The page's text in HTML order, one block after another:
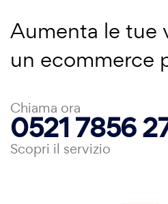
Aumenta le tue
un ecommerce
Chiama ora
0521 7856
Scopri il servizio